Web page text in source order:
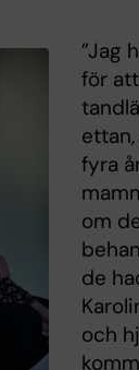
”Jag
för
fyra
om
de
och